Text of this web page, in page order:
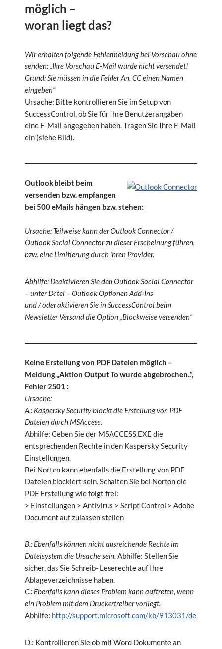
möglich –
woran liegt das?
Wir erhalten folgende Fehlermeldung bei Vorschau ohne
senden: „Ihre Vorschau E-Mail wurde nicht versendet!
Grund: Sie müssen in die Felder An, CC einen Namen
eingeben“
Ursache: Bitte kontrollieren Sie im Setup von
SuccessControl, ob Sie für Ihre Benutzerangaben
eine E-Mail angegeben haben. Tragen Sie Ihre E-Mail
ein (siehe Bild).
Outlook bleibt beim
versenden bzw. empfangen
bei 500 eMails hängen bzw. stehen:
Ursache: Teilweise kann der Outlook Connector /
Outlook Social Connector zu dieser Erscheinung führen,
bzw. eine Limitierung durch Ihren Provider.
Abhilfe: Deaktivieren Sie den Outlook Social Connector
– unter Datei – Outlook Optionen Add-Ins
und / oder aktivieren Sie in SuccessControl beim
Newsletter Versand die Option „Blockweise versenden“
Keine Erstellung von PDF Dateien möglich –
Meldung „Aktion Output To wurde abgebrochen..“,
Fehler 2501 :
Ursache:
A.: Kaspersky Security blockt die Erstellung von PDF
Dateien durch MSAccess.
Abhilfe: Geben Sie der MSACCESS.EXE die
entsprechenden Rechte in den Kaspersky Security
Einstellungen.
Bei Norton kann ebenfalls die Erstellung von PDF
Dateien blockiert sein. Schalten Sie bei Norton die
PDF Erstellung wie folgt frei:
> Einstellungen > Antivirus > Script Control > Adobe
Document auf zulassen stellen
B.: Ebenfalls können nicht ausreichende Rechte im
Dateisystem die Ursache sein. Abhilfe: Stellen Sie
sicher, das Sie Schreib- Leserechte auf Ihre
Ablageverzeichnisse haben.
C.: Ebenfalls kann dieses Problem kann auftreten, wenn
ein Problem mit dem Druckertreiber vorliegt.
Abhilfe: http://support.microsoft.com/kb/913031/de
D.: Kontrollieren Sie ob mit Word Dokumente an